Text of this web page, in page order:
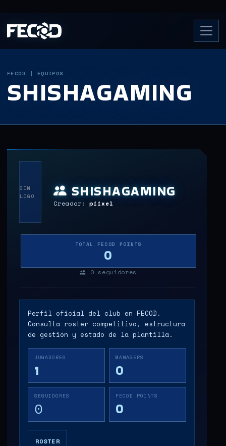
FECOD | EQUIPOS
SHISHAGAMING
SIN
LOGO
SHISHAGAMING
Creador:piixel
TOTAL FECOD POINTS
0
0 seguidores
Perfil oficial del club en FECOD.
Consulta roster competitivo, estructura
de gestión y estado de la plantilla.
JUGADORES
1
MANAGERS
0
SEGUIDORES
0
FECOD POINTS
0
ROSTER